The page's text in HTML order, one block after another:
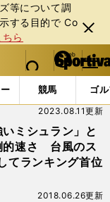
等について調
する⽬的で Co
ら
閉じ
る
web Sportiva (webスポルティーバ)
検索
マイペ
ー
ジ
メニュ
競馬 ゴ
ミシュラン」と
的速さ 台風のス
てランキング首位
2023.08.11更新
2018.06.26更新